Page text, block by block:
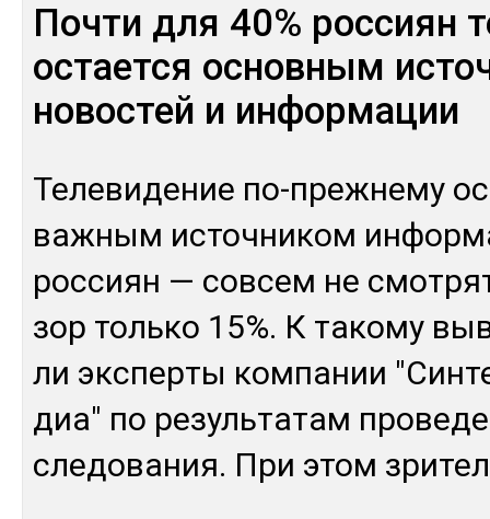
Почти для 40% россиян
остается основным
новостей и информации
Те­леви­дение по-преж­не­му
важ­ным ис­точ­ни­ком
рос­сиян — сов­сем не
зор толь­ко 15%. К та­кому
ли эк­спер­ты ком­па­нии
диа" по ре­зуль­та­там
сле­дова­ния. При этом